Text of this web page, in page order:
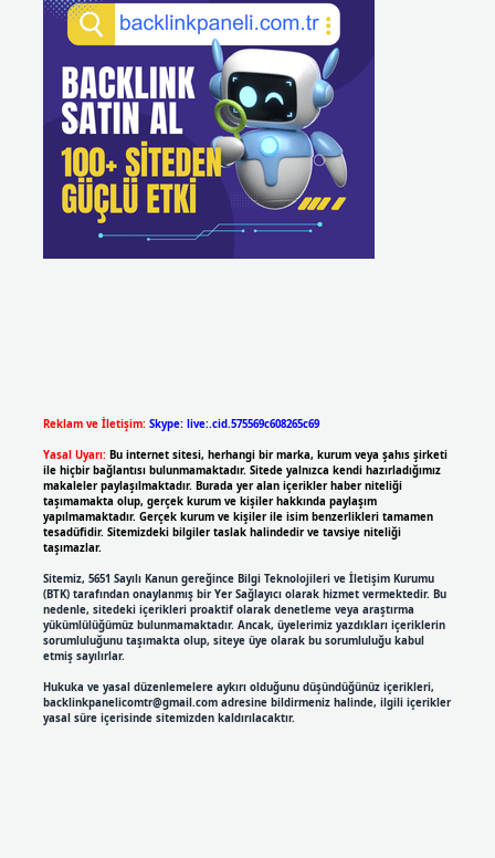
Reklam ve İletişim: Skype: live:.cid.575569c608265c69
Yasal Uyarı: Bu internet sitesi, herhangi bir marka, kurum veya şahıs şirketi
ile hiçbir bağlantısı bulunmamaktadır. Sitede yalnızca kendi hazırladığımız
makaleler paylaşılmaktadır. Burada yer alan içerikler haber niteliği
taşımamakta olup, gerçek kurum ve kişiler hakkında paylaşım
yapılmamaktadır. Gerçek kurum ve kişiler ile isim benzerlikleri tamamen
tesadüfidir. Sitemizdeki bilgiler taslak halindedir ve tavsiye niteliği
taşımazlar.
Sitemiz, 5651 Sayılı Kanun gereğince Bilgi Teknolojileri ve İletişim Kurumu
(BTK) tarafından onaylanmış bir Yer Sağlayıcı olarak hizmet vermektedir. Bu
nedenle, sitedeki içerikleri proaktif olarak denetleme veya araştırma
yükümlülüğümüz bulunmamaktadır. Ancak, üyelerimiz yazdıkları içeriklerin
sorumluluğunu taşımakta olup, siteye üye olarak bu sorumluluğu kabul
etmiş sayılırlar.
Hukuka ve yasal düzenlemelere aykırı olduğunu düşündüğünüz içerikleri,
backlinkpanelicomtr@gmail.comadresine bildirmeniz halinde, ilgili içerikler
yasal süre içerisinde sitemizden kaldırılacaktır.